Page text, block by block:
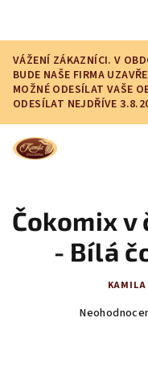
obsah
VÁŽENÍ ZÁKAZNÍCI. V
BUDE NAŠE FIRMA
MOŽNÉ ODESÍLAT VAŠE
ODESÍLAT NEJDŘÍVE
Čokomix
- Bílá
KAMILA
Průměrné